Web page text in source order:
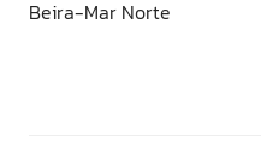
Beira-Mar Norte